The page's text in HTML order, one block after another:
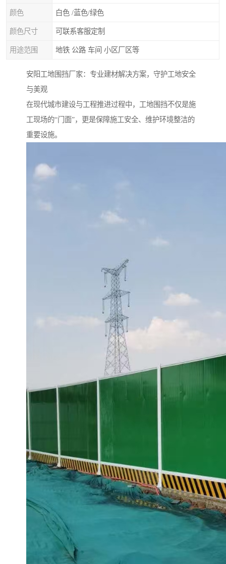
颜色 白色 /蓝色/绿色
颜色尺寸 可联系客服定制
用途范围 地铁 公路 车间 小区厂区等
安阳工地围挡厂家：专业建材解决方案，守护工地安全
与美观
在现代城市建设与工程推进过程中，工地围挡不仅是施
工现场的“门面”，更是保障施工安全、维护环境整洁的
重要设施。